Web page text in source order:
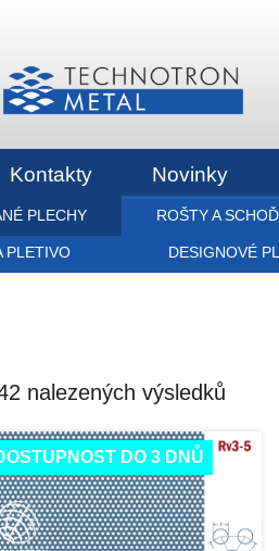
PLECHY ROŠTY A
PLETIVO DESIGNOVÉ
Kontakty Novinky
nalezených výsledků
DO 3 DNŮ